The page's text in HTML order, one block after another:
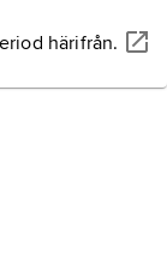
härifrån.